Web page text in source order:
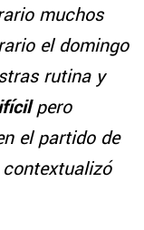
muchos
el domingo
rutina y
pero
el partido de